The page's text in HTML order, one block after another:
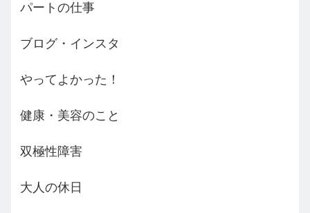
パートの仕事
ブログ・インスタ
やってよかった！
健康・美容のこと
双極性障害
大人の休日